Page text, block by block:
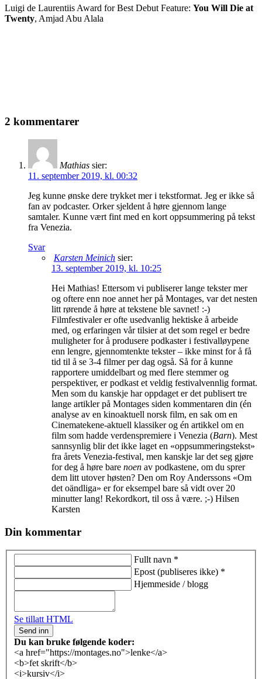
Luigi de Laurentiis Award for Best Debut Feature: You Will Die at
Twenty, Amjad Abu Alala
2 kommentarer
Mathias sier:
11. september 2019, kl. 00:32
Jeg kunne ønske dere trykket mer i tekstformat. Jeg er ikke så
fan av podcaster. Orker sjeldent å høre gjennom lange
samtaler. Kunne vært fint med en kort oppsummering på tekst
fra Venezia.
Svar
Karsten Meinich sier:
13. september 2019, kl. 10:25
Hei Mathias! Ettersom vi publiserer lange tekster mer
og oftere enn noe annet her på Montages, var det nesten
litt rørende å høre at tekstene ble savnet! :-)
Filmfestivaler er ofte usedvanlig hektiske å arbeide
med, og erfaringen vår tilsier at det som regel er bedre
muligheter for å produsere podkaster i festivalløypene
enn lengre, gjennomtenkte tekster – ikke minst for å få
tid til å se 3-4 filmer per dag også. Så for å kunne
rapportere umiddelbart og med flere stemmer og
perspektiver, er podkast et veldig festivalvennlig format.
Men som du kanskje har oppdaget er det publisert tre
lange artikler på Montages siden kommentaren din (én
analyse av en kinoaktuell norsk film, en sak om en
Cinematekene-aktuell klassiker og én artikkel om en
film som hadde verdenspremiere i Venezia (Barn). Mest
sannsynlig blir det ikke laget en «oppsummeringstekst»
fra årets Venezia-festival, men kanskje lar det seg gjøre
for deg å høre bare noen av podkastene, om du sprer
dem litt utover høsten? Den om Roy Anderssons «Om
det oändliga» er for eksempel bare så vidt over 20
minutter lang! Rekordkort, til oss å være. ;-) Hilsen
Karsten
Din kommentar
Fullt navn *
Epost (publiseres ikke) *
Hjemmeside / blogg
Se tillatt HTML
Du kan bruke følgende koder:
<a href="https://montages.no">lenke</a>
<b>fet skrift</b>
<i>kursiv</i>